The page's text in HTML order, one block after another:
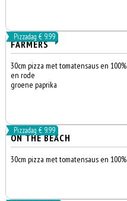
Pizzadag € 9.99
FARMERS
30cm pizza met tomatensaus en
en rode
groene paprika
Pizzadag € 9.99
ON THE BEACH
30cm pizza met tomatensaus en